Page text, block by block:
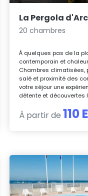
La Pergola
20 chambres
À quelques pas de la
contemporain et
Chambres
salé et proximité des
votre séjour une
détente et découvertes
À partir de 110